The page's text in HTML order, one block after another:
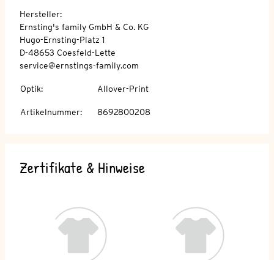
Hersteller:
Ernsting's family GmbH & Co. KG
Hugo-Ernsting-Platz 1
D-48653 Coesfeld-Lette
service@ernstings-family.com
Optik: Allover-Print
Artikelnummer: 8692800208
Zertifikate & Hinweise